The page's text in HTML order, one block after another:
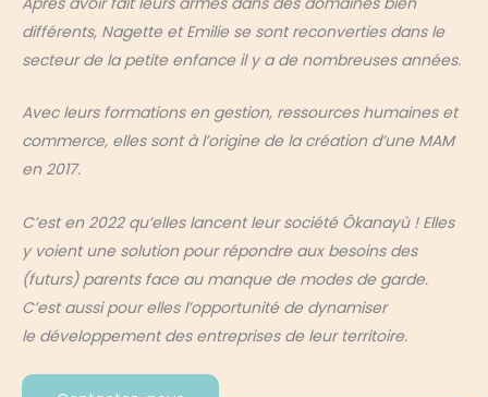
différents, Nagette et Emilie se sont reconverties dans le
secteur de la petite enfance il y a de nombreuses années.
Avec leurs formations en gestion, ressources humaines et
commerce, elles sont à l’origine de la création d’une MAM
en 2017.
C’est en 2022 qu’elles lancent leur société Ôkanayù ! Elles
y voient une solution pour répondre aux besoins des
(futurs) parents face au manque de modes de garde.
C’est aussi pour elles l’opportunité de dynamiser
le développement des entreprises de leur territoire.